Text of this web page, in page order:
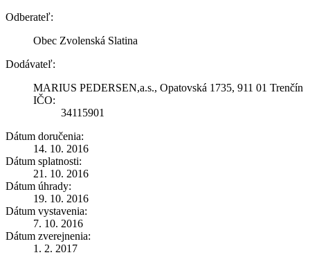
Odberateľ:
Obec Zvolenská Slatina
Dodávateľ:
MARIUS PEDERSEN,a.s., Opatovská 1735, 911 01 Trenčín
IČO:
34115901
Dátum doručenia:
14. 10. 2016
Dátum splatnosti:
21. 10. 2016
Dátum úhrady:
19. 10. 2016
Dátum vystavenia:
7. 10. 2016
Dátum zverejnenia:
1. 2. 2017